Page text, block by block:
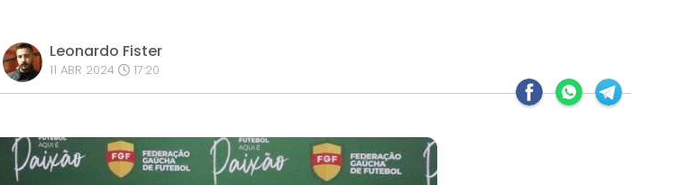
Leonardo Fister
11 ABR 2024 17:20